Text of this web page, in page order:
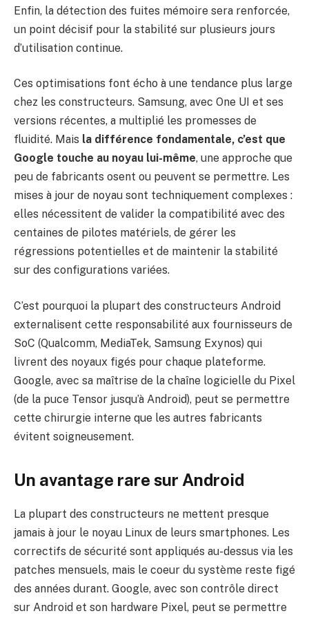
Enfin, la détection des fuites mémoire sera renforcée,
un point décisif pour la stabilité sur plusieurs jours
d’utilisation continue.
Ces optimisations font écho à une tendance plus large
chez les constructeurs. Samsung, avec One UI et ses
versions récentes, a multiplié les promesses de
fluidité. Mais la différence fondamentale, c’est que
Google touche au noyau lui-même, une approche que
peu de fabricants osent ou peuvent se permettre. Les
mises à jour de noyau sont techniquement complexes :
elles nécessitent de valider la compatibilité avec des
centaines de pilotes matériels, de gérer les
régressions potentielles et de maintenir la stabilité
sur des configurations variées.
C’est pourquoi la plupart des constructeurs Android
externalisent cette responsabilité aux fournisseurs de
SoC (Qualcomm, MediaTek, Samsung Exynos) qui
livrent des noyaux figés pour chaque plateforme.
Google, avec sa maîtrise de la chaîne logicielle du Pixel
(de la puce Tensor jusqu’à Android), peut se permettre
cette chirurgie interne que les autres fabricants
évitent soigneusement.
Un avantage rare sur Android
La plupart des constructeurs ne mettent presque
jamais à jour le noyau Linux de leurs smartphones. Les
correctifs de sécurité sont appliqués au-dessus via les
patches mensuels, mais le coeur du système reste figé
des années durant. Google, avec son contrôle direct
sur Android et son hardware Pixel, peut se permettre